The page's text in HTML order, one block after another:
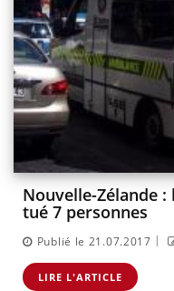
Nouvelle-Zélande
tué 7 personnes
Publié le 21.07.2017 |
LIRE L'ARTICLE